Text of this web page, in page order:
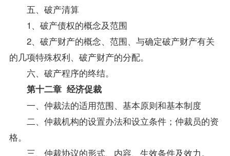
五、破产清算
1、破产债权的概念及范围
2、破产财产的概念、范围、与确定破产财产有关
的几项特殊权利、破产财产的分配。
六、破产程序的终结。
第十二章 经济促裁
一、仲裁法的适用范围、基本原则和基本制度
二、仲裁机构的设置办法和设立条件；仲裁员的资
格。
三、仲裁协议的形式、内容、生效条件及效力。